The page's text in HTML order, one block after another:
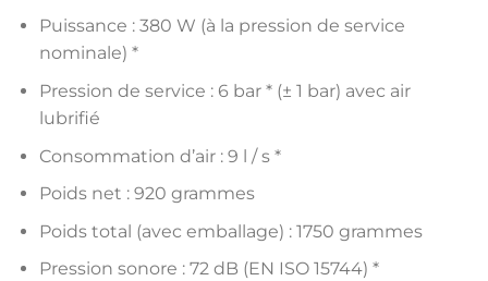
Puissance : 380 W (à la pression de service
nominale) *
Pression de service : 6 bar * (± 1 bar) avec air
lubrifié
Consommation d’air : 9 l / s *
Poids net : 920 grammes
Poids total (avec emballage) : 1750 grammes
Pression sonore : 72 dB (EN ISO 15744) *